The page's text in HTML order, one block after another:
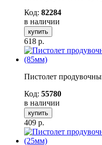
Код: 82284
в наличии
купить
618 р.
Пистолет
Код: 55780
в наличии
купить
409 р.